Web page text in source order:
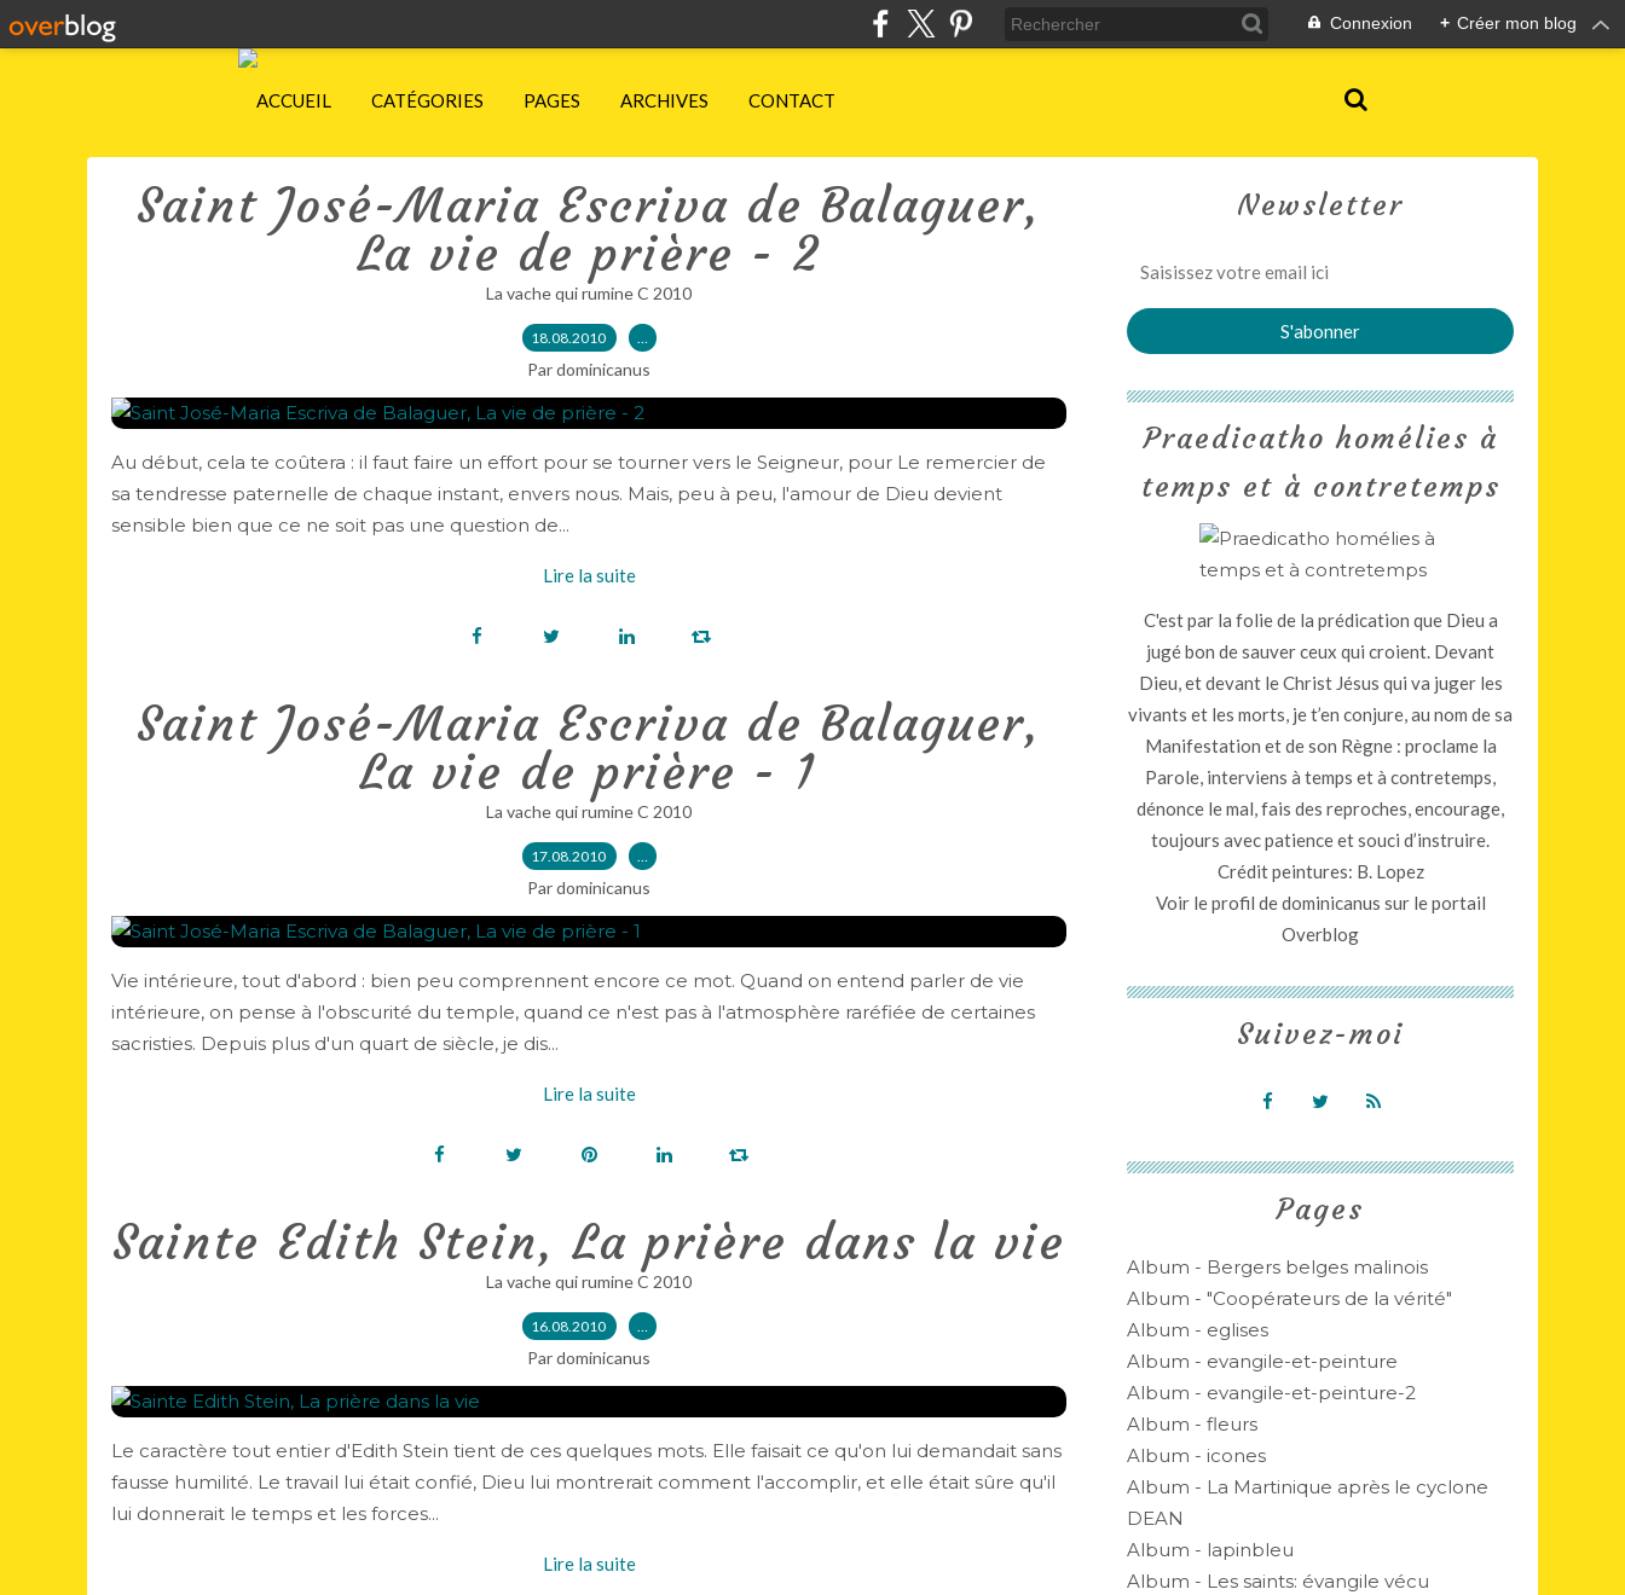
Connexion + Créer mon blog
ACCUEIL CATÉGORIES PAGES ARCHIVES CONTACT
Saint José-Maria Escriva de Balaguer,
La vie de prière - 2
La vache qui rumine C 2010
18.08.2010 …
Par dominicanus
Au début, cela te coûtera : il faut faire un effort pour se tourner vers le Seigneur, pour Le remercier de
sa tendresse paternelle de chaque instant, envers nous. Mais, peu à peu, l'amour de Dieu devient
sensible bien que ce ne soit pas une question de...
Lire la suite
Saint José-Maria Escriva de Balaguer,
La vie de prière - 1
La vache qui rumine C 2010
17.08.2010 …
Par dominicanus
Vie intérieure, tout d'abord : bien peu comprennent encore ce mot. Quand on entend parler de vie
intérieure, on pense à l'obscurité du temple, quand ce n'est pas à l'atmosphère raréfiée de certaines
sacristies. Depuis plus d'un quart de siècle, je dis...
Lire la suite
Sainte Edith Stein, La prière dans la vie
La vache qui rumine C 2010
16.08.2010 …
Par dominicanus
Le caractère tout entier d'Edith Stein tient de ces quelques mots. Elle faisait ce qu'on lui demandait sans
fausse humilité. Le travail lui était confié, Dieu lui montrerait comment l'accomplir, et elle était sûre qu'il
lui donnerait le temps et les forces...
Lire la suite
Newsletter
Pages
Album - Bergers belges malinois
Album - "Coopérateurs de la vérité"
Album - eglises
Album - evangile-et-peinture
Album - evangile-et-peinture-2
Album - fleurs
Album - icones
Album - La Martinique après le cyclone
DEAN
Album - lapinbleu
Album - Les saints: évangile vécu
Praedicatho homélies à
temps et à contretemps
C'est par la folie de la prédication que Dieu a
jugé bon de sauver ceux qui croient. Devant
Dieu, et devant le Christ Jésus qui va juger les
vivants et les morts, je t’en conjure, au nom de sa
Manifestation et de son Règne : proclame la
Parole, interviens à temps et à contretemps,
dénonce le mal, fais des reproches, encourage,
toujours avec patience et souci d’instruire.
Crédit peintures: B. Lopez
Voir le profil dedominicanus sur le portail
Overblog
Suivez-moi